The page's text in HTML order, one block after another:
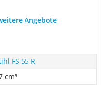
Angebote
FS 55 R
cm³